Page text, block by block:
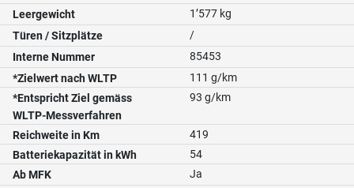
Leergewicht
1’577 kg
Türen / Sitzplätze
/
Interne Nummer
85453
*Zielwert nach WLTP
111 g/km
*Entspricht Ziel gemäss
WLTP-Messverfahren
93 g/km
Reichweite in Km
419
Batteriekapazität in kWh
54
Ab MFK
Ja